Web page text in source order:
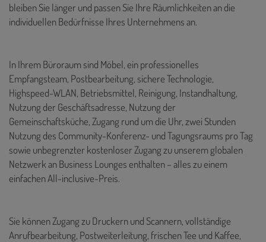
bleiben Sie länger und passen Sie Ihre Räumlichkeiten an die
individuellen Bedürfnisse Ihres Unternehmens an.
In Ihrem Büroraum sind Möbel, ein professionelles
Empfangsteam, Postbearbeitung, sichere Technologie,
Highspeed-WLAN, Betriebsmittel, Reinigung, Instandhaltung,
Nutzung der Geschäftsadresse, Nutzung der
Gemeinschaftsküche, Zugang rund um die Uhr, zwei Stunden
Nutzung des Community-Konferenz- und Tagungsraums pro Tag
sowie unbegrenzter kostenloser Zugang zu unserem globalen
Netzwerk an Business Lounges enthalten – alles zu einem
einfachen All-inclusive-Preis.
Sie können Zugang zu Druckern und Scannern, vollständige
Anrufbearbeitung, Postweiterleitung, frischen Tee und Kaffee,